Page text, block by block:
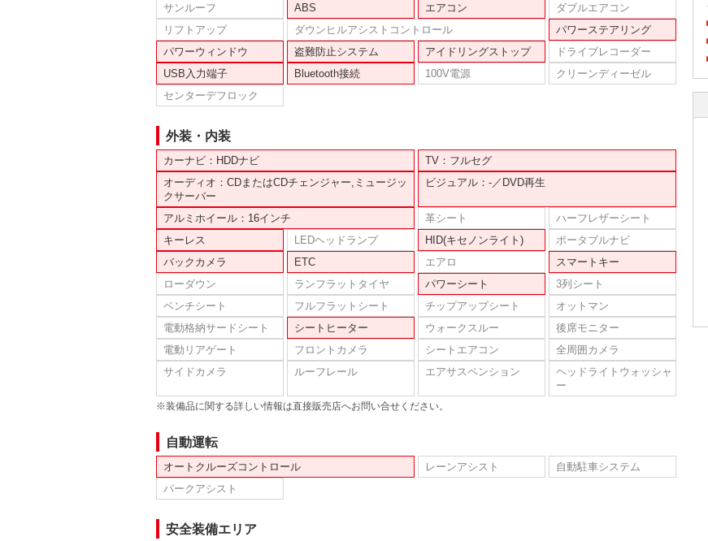
サンルーフ
ABS エアコン
ダブルエアコン
リフトアップ
ダウンヒルアシストコントロール
パワーステアリング
パワーウィンドウ
盗難防止システム アイドリングストップ
ドライブレコーダー
USB入力端子
Bluetooth接続 100V電源
クリーンディーゼル
センターデフロック
外装・内装
カーナビ：HDDナビ
TV：フルセグ
オーディオ：CDまたはCDチェンジャー,ミュージッ
クサーバー
ビジュアル：-／DVD再生
アルミホイール：16インチ 革シート
ハーフレザーシート
キーレス
LEDヘッドランプ HID(キセノンライト)
ポータブルナビ
バックカメラ
ETC エアロ
スマートキー
ローダウン
ランフラットタイヤ パワーシート
3列シート
ベンチシート
フルフラットシート チップアップシート
オットマン
電動格納サードシート
シートヒーター ウォークスルー
後席モニター
電動リアゲート
フロントカメラ シートエアコン
全周囲カメラ
サイドカメラ
ルーフレール エアサスペンション
ヘッドライトウォッシャ
ー
※装備品に関する詳しい情報は直接販売店へお問い合せください。
自動運転
オートクルーズコントロール レーンアシスト
自動駐車システム
パークアシスト
安全装備エリア